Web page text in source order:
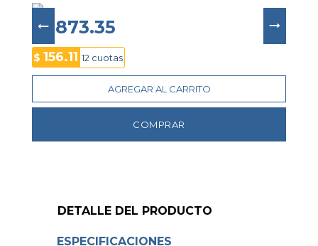
creado para quienes valoran la
precisión suiza, la
sofisticación y el rendimiento
$ 1873.35
$ 156.11 12 cuotas
AGREGAR AL CARRITO
COMPRAR
DETALLE DEL PRODUCTO
ESPECIFICACIONES